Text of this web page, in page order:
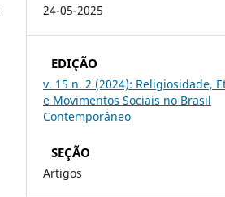
24-05-2025
EDIÇÃO
v. 15 n. 2 (2024): Religiosidade,
e Movimentos Sociais no Brasil
Contemporâneo
SEÇÃO
Artigos